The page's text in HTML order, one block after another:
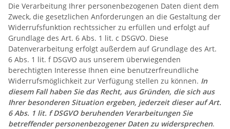
Die Verarbeitung Ihrer personenbezogenen Daten dient dem
Zweck, die gesetzlichen Anforderungen an die Gestaltung der
Widerrufsfunktion rechtssicher zu erfüllen und erfolgt auf
Grundlage des Art. 6 Abs. 1 lit. c DSGVO. Diese
Datenverarbeitung erfolgt außerdem auf Grundlage des Art.
6 Abs. 1 lit. f DSGVO aus unserem überwiegenden
berechtigten Interesse Ihnen eine benutzerfreundliche
Widerrufsmöglichkeit zur Verfügung stellen zu können. In
diesem Fall haben Sie das Recht, aus Gründen, die sich aus
Ihrer besonderen Situation ergeben, jederzeit dieser auf Art.
6 Abs. 1 lit. f DSGVO beruhenden Verarbeitungen Sie
betreffender personenbezogener Daten zu widersprechen.